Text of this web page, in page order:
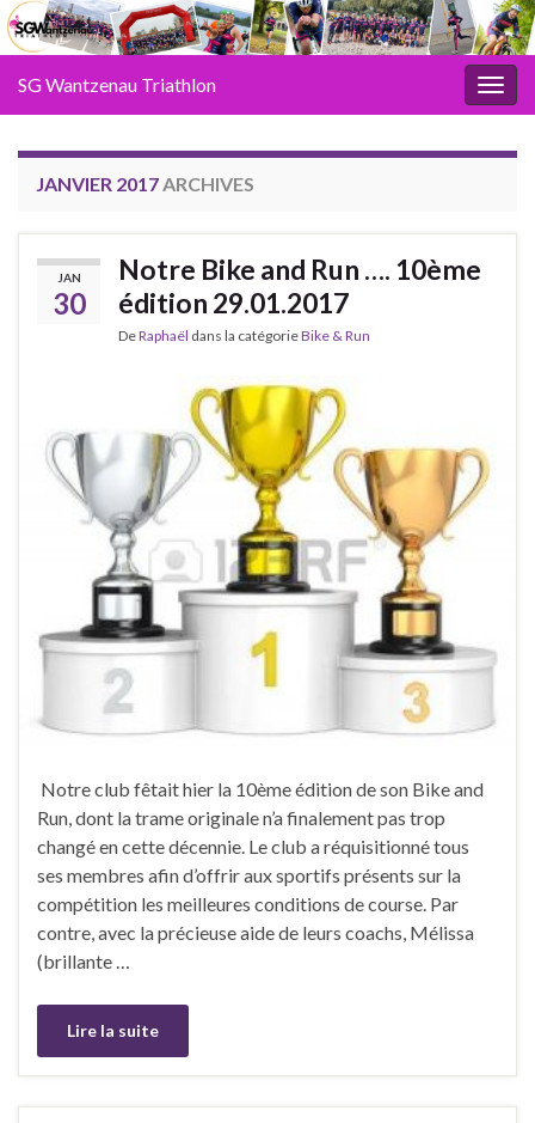
SG Wantzenau Triathlon
JANVIER 2017ARCHIVES
JAN
30
Notre Bike and Run …. 10ème
édition 29.01.2017
DeRaphaël dans la catégorieBike & Run
Notre club fêtait hier la 10ème édition de son Bike and
Run, dont la trame originale n’a finalement pas trop
changé en cette décennie. Le club a réquisitionné tous
ses membres afin d’offrir aux sportifs présents sur la
compétition les meilleures conditions de course. Par
contre, avec la précieuse aide de leurs coachs, Mélissa
(brillante …
Lire la suite